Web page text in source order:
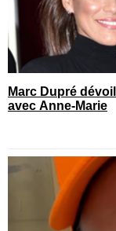
Marc Dupré
avec Anne-Marie